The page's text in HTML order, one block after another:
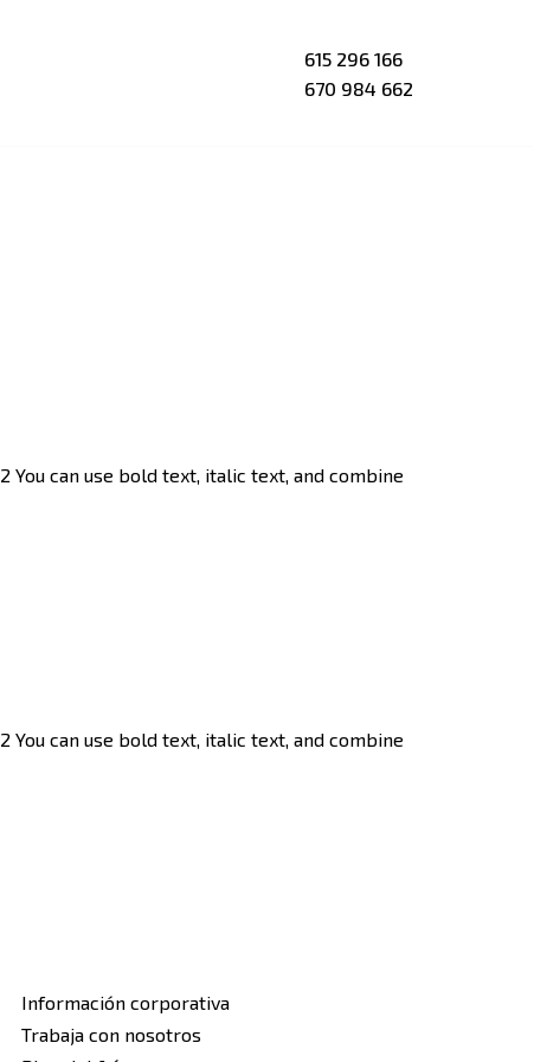
615 296 166
670 984 662
can use bold text, italic text, and combine
can use bold text, italic text, and combine
Información corporativa
Trabaja con nosotros